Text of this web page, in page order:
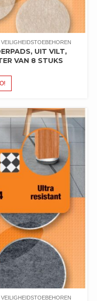
VEILIGHEIDSTOEBEHOREN
UIT VILT,
VAN 8 STUKS
VEILIGHEIDSTOEBEHOREN